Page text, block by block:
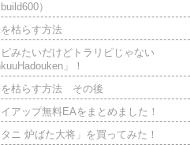
）
枯らす方法
ピみたいだけどトラリピじゃない
」！
を枯らす方法 その後
アップ無料EAをまとめました！
タニ 炉ばた大将」を買ってみた！